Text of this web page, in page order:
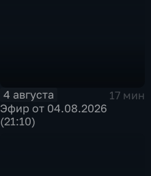
4 августа
17 мин
Эфир от 04.08.2026
(21:10)